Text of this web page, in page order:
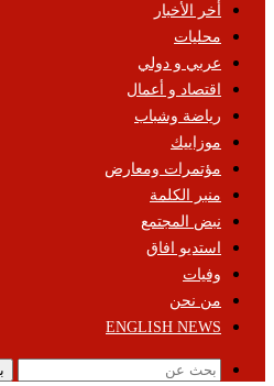
أخر الأخبار
محليات
عربي و دولي
اقتصاد و أعمال
رياضة وشباب
موزاييك
مؤتمرات ومعارض
منبر الكلمة
نبض المجتمع
استديو افاق
وفيات
من نحن
ENGLISH NEWS